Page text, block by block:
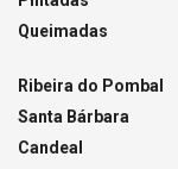
Queimadas
Ribeira do Pombal
Santa Bárbara
Candeal